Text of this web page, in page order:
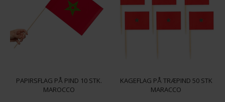
PAPIRSFLAG PÅ PIND 10 STK.
MAROCCO
KAGEFLAG PÅ TRÆPIND 50 STK
MARACCO